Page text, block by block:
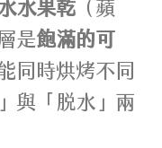
是飽滿的可
同時烘烤不同
與「脫水」兩